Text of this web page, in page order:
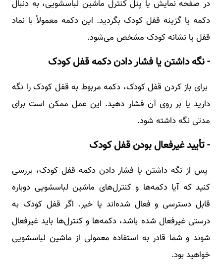
در صفحه نمایش یا پنل کنترل ماشین لباسشویی، به دنبال
دکمه یا گزینه قفل کودک بگردید. این دکمه معمولاً با نماد
قفل یا نشانه کودک مشخص می‌شود.
- نگه داشتن یا فشار دادن دکمه قفل کودک
برای باز کردن قفل کودک، دکمه مربوط به قفل کودک را نگه
دارید یا بر روی آن فشار دهید. این عمل ممکن است برای
مدتی نگه داشته شود.
- تأیید غیرفعال بودن قفل کودک
پس از نگه داشتن یا فشار دادن دکمه قفل کودک، بررسی
کنید که آیا دکمه‌ها و کنترل‌های ماشین لباسشویی دوباره
قابل دسترسی و فعال شده‌اند یا خیر. اگر قفل کودک به
درستی غیرفعال شده باشد، دکمه‌ها و کنترل‌ها باید غیرفعال
شوند و شما قادر به استفاده معمولی از ماشین لباسشویی
خواهید بود.